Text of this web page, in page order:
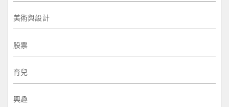
美術與設計
股票
育兒
興趣